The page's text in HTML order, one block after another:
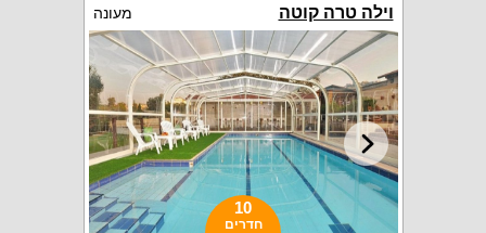
וילה טרה קוטה מעונה
10
חדרים